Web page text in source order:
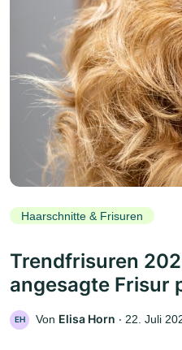
Haarschnitte & Frisuren
Trendfrisuren
angesagte Frisur
EH Von Elisa Horn ‧ 22. Juli